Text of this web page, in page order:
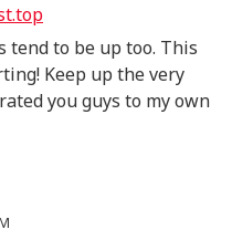
tend to be up too. This
Keep up the very
you guys to my own